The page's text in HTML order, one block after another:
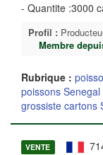
- Quantite :3000
Profil :
Membre
Rubrique :
poissons Senegal
grossiste cartons
VENTE